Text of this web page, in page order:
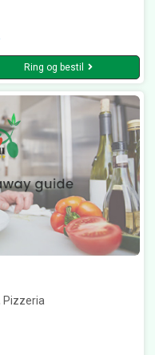
Ring og bestil
Pizzeria